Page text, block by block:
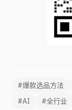
#爆款选品方法
#AI
#全行业